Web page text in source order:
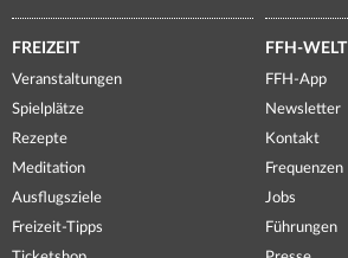
FREIZEIT
Veranstaltungen
Spielplätze
Rezepte
Meditation
Ausflugsziele
Freizeit-Tipps
FFH-WELT
FFH-App
Newsletter
Kontakt
Frequenzen
Jobs
Führungen